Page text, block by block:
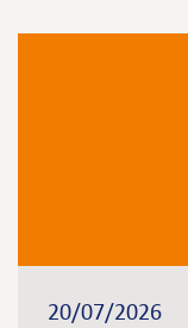
20/07/2026